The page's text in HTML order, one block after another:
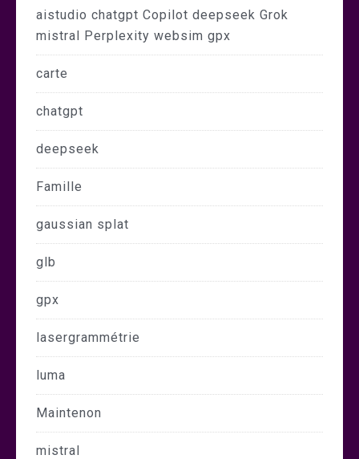
aistudio chatgpt Copilot deepseek Grok
mistral Perplexity websim gpx
carte
chatgpt
deepseek
Famille
gaussian splat
glb
gpx
lasergrammétrie
luma
Maintenon
mistral